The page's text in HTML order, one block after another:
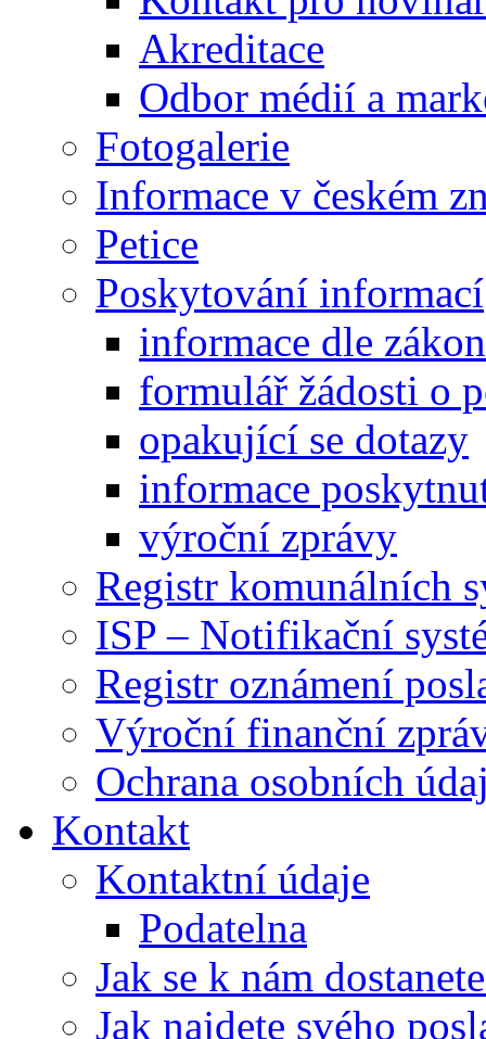
Akreditace
Odbor médií a
Fotogalerie
Informace v českém
Petice
Poskytování informací
informace dle
formulář žádosti o
opakující se dotazy
informace
výroční zprávy
Registr komunálních
ISP – Notifikační
Registr oznámení
Výroční finanční
Ochrana osobních
Kontakt
Kontaktní údaje
Podatelna
Jak se k nám
Jak najdete svého